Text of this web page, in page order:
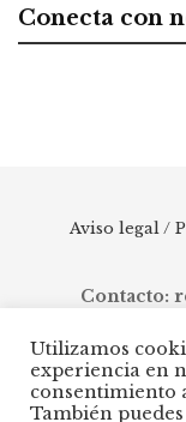
Conecta con
Aviso legal /
Contacto:
© 2025 AZ Costa
Manilva, pasando
Utilizamos
experiencia en
consentimiento
También